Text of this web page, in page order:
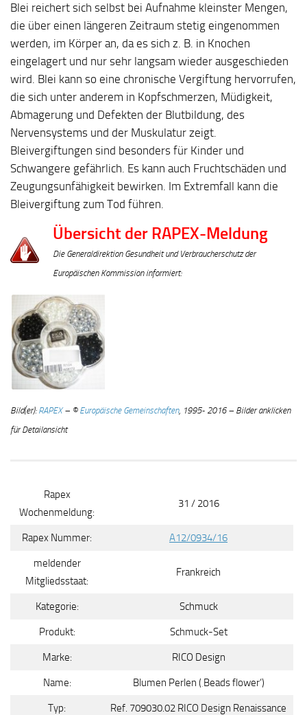
Blei reichert sich selbst bei Aufnahme kleinster Mengen,
die über einen längeren Zeitraum stetig eingenommen
werden, im Körper an, da es sich z. B. in Knochen
eingelagert und nur sehr langsam wieder ausgeschieden
wird. Blei kann so eine chronische Vergiftung hervorrufen,
die sich unter anderem in Kopfschmerzen, Müdigkeit,
Abmagerung und Defekten der Blutbildung, des
Nervensystems und der Muskulatur zeigt.
Bleivergiftungen sind besonders für Kinder und
Schwangere gefährlich. Es kann auch Fruchtschäden und
Zeugungsunfähigkeit bewirken. Im Extremfall kann die
Bleivergiftung zum Tod führen.
Übersicht der RAPEX-Meldung
Die Generaldirektion Gesundheit und Verbraucherschutz der
Europäischen Kommission informiert:
Bild(er): RAPEX– © Europäische Gemeinschaften, 1995- 2016 – Bilder anklicken
für Detailansicht
Rapex
Wochenmeldung:
31 / 2016
Rapex Nummer: A12/0934/16
meldender
Mitgliedsstaat:
Frankreich
Kategorie: Schmuck
Produkt: Schmuck-Set
Marke: RICO Design
Name: Blumen Perlen (‚Beads flower‘)
Typ:
Ref. 709030.02 RICO Design Renaissance